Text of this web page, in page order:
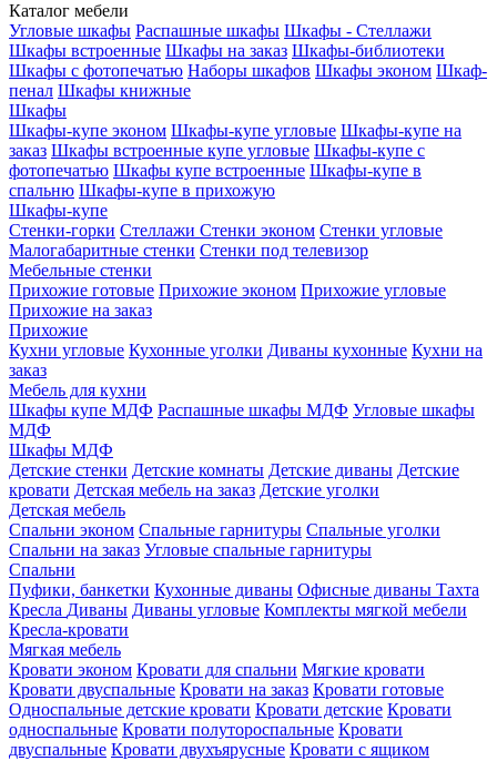
Каталог мебели
Угловые шкафы Распашные шкафы Шкафы - Стеллажи
Шкафы встроенные Шкафы на заказ Шкафы-библиотеки
Шкафы с фотопечатью Наборы шкафов Шкафы эконом Шкаф-
пенал Шкафы книжные
Шкафы
Шкафы-купе эконом Шкафы-купе угловые Шкафы-купе на
заказ Шкафы встроенные купе угловые Шкафы-купе с
фотопечатью Шкафы купе встроенные Шкафы-купе в
спальню Шкафы-купе в прихожую
Шкафы-купе
Стенки-горки Стеллажи Стенки эконом Стенки угловые
Малогабаритные стенки Стенки под телевизор
Мебельные стенки
Прихожие готовые Прихожие эконом Прихожие угловые
Прихожие на заказ
Прихожие
Кухни угловые Кухонные уголки Диваны кухонные Кухни на
заказ
Мебель для кухни
Шкафы купе МДФ Распашные шкафы МДФ Угловые шкафы
МДФ
Шкафы МДФ
Детские стенки Детские комнаты Детские диваны Детские
кровати Детская мебель на заказ Детские уголки
Детская мебель
Спальни эконом Спальные гарнитуры Спальные уголки
Спальни на заказ Угловые спальные гарнитуры
Спальни
Пуфики, банкетки Кухонные диваны Офисные диваны Тахта
Кресла Диваны Диваны угловые Комплекты мягкой мебели
Кресла-кровати
Мягкая мебель
Кровати эконом Кровати для спальни Мягкие кровати
Кровати двуспальные Кровати на заказ Кровати готовые
Односпальные детские кровати Кровати детские Кровати
односпальные Кровати полутороспальные Кровати
двуспальные Кровати двухъярусные Кровати с ящиком